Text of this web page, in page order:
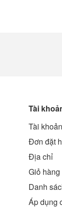
Tài
Tài khoản
Đơn đặt
Địa chỉ
Giỏ hàng
Danh
Áp dụng